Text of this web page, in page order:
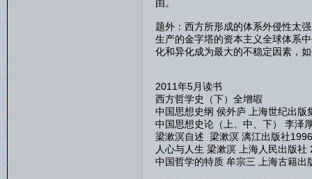
由。
题外：西方所形成的体系外侵性太
生产的金字塔的资本主义全球体系
化和异化成为最大的不稳定因素，
2011年5月读书
西方哲学史（下）全增嘏
中国思想史纲 侯外庐 上海世纪出版
中国思想史论（上、中、下） 李泽
梁漱溟自述 梁漱溟 漓江出版社1996
人心与人生 梁漱溟 上海人民出版社
中国哲学的特质 牟宗三 上海古籍出